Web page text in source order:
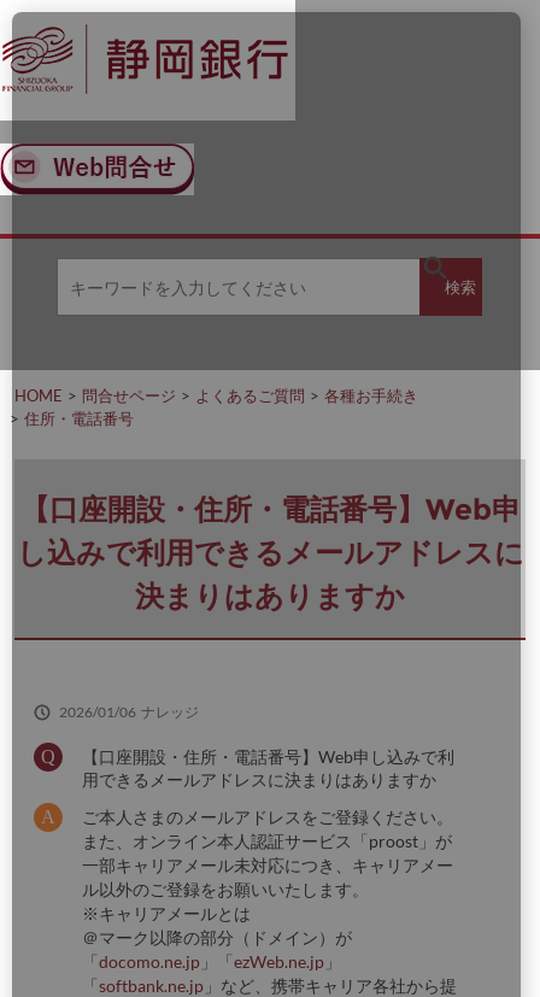
ナ
ビ
ゲ
ー
ン
へ
ス
メ
イ
ン
コ
ン
ツ
へ
ー
ワ
入
く
だ
さ
い
検索
検
HOME 問合せページ よくあるご質問
各種お手続き
住所・電話番号
【口座開設・住所・電話番号】Web申
し込みで利用できるメールアドレスに
決まりはありますか
2026/01/06 ナレッジ
【口座開設・住所・電話番号】Web申し込みで利
用できるメールアドレスに決まりはありますか
ご本人さまのメールアドレスをご登録ください。
また、オンライン本人認証サービス「proost」が
一部キャリアメール未対応につき、キャリアメー
ル以外のご登録をお願いいたします。
※キャリアメールとは
＠マーク以降の部分（ドメイン）が
「docomo.ne.jp 」「ezWeb.ne.jp 」
「softbank.ne.jp 」など、携帯キャリア各社から提